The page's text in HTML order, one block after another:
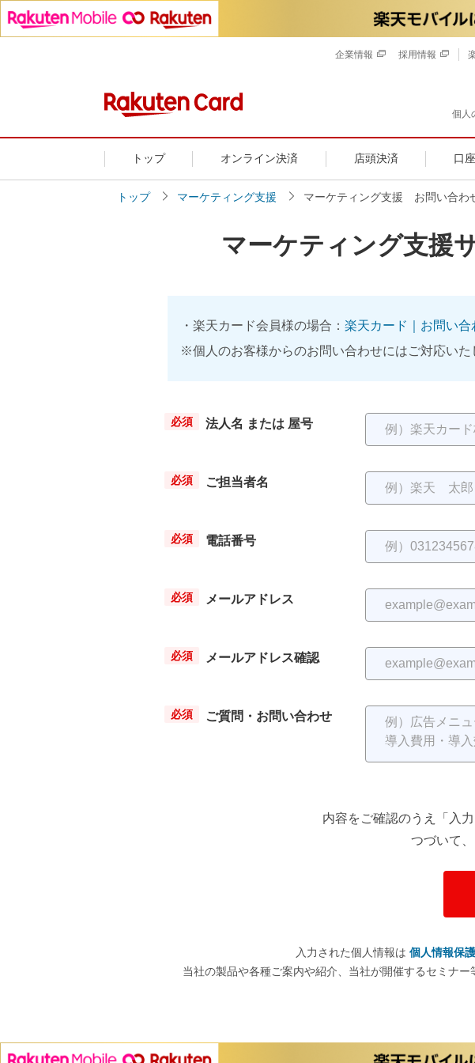
企業情報 採用情報
個人
トップ オンライン決済 店頭決済 口
トップ マーケティング支援 マーケティング支援 お問い合わ
マーケティング支援
・楽天カード会員様の場合： 楽天カード｜お問い合
※個人のお客様からのお問い合わせにはご対応いた
法人名 または 屋号
ご担当者名
電話番号
メールアドレス
メールアドレス確認
ご質問・お問い合わせ
内容をご確認のうえ「入
つづいて
入力された個人情報は 個人情報保
当社の製品や各種ご案内や紹介、当社が開催するセミナ